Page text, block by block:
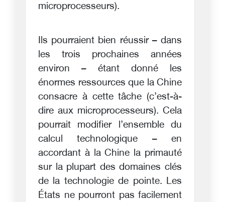
microprocesseurs).
Ils pourraient bien réussir – dans
les trois prochaines années
environ – étant donné les
énormes ressources que la Chine
consacre à cette tâche (c’est-à-
dire aux microprocesseurs). Cela
pourrait modifier l’ensemble du
calcul technologique – en
accordant à la Chine la primauté
sur la plupart des domaines clés
de la technologie de pointe. Les
États ne pourront pas facilement